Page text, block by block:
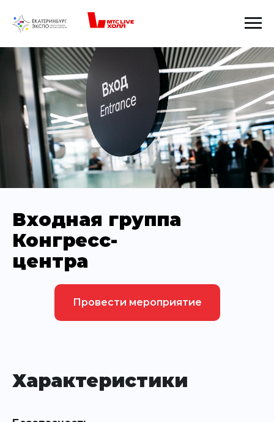
Входная группа
Конгресс-
центра
Провести мероприятие
Характеристики